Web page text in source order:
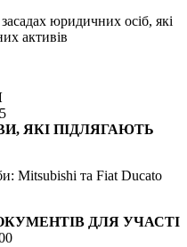
юридичних осіб, які
активів
ЯКІ ПІДЛЯГАЮТЬ
Mitsubishi та Fiat Ducato
ДЛЯ УЧАСТІ